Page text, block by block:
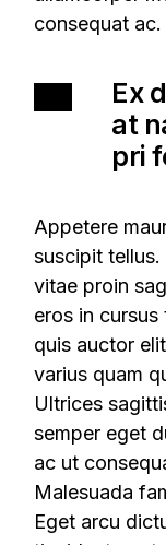
consequat ac.
Ex
at
pri
Appetere
suscipit
vitae proin
eros in
quis auctor
varius quam
Ultrices
semper eget
ac ut
Malesuada
Eget arcu